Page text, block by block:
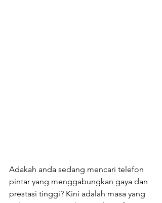
Adakah anda sedang mencari telefon
pintar yang menggabungkan gaya dan
prestasi tinggi? Kini adalah masa yang